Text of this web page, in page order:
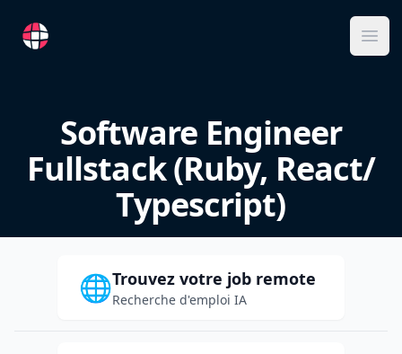
RemoteFR
Software Engineer
Fullstack (Ruby, React/
Typescript)
🌐Trouvez votre job remote
Recherche d'emploi IA